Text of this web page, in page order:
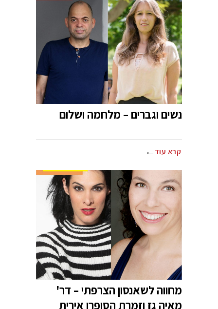
נשים וגברים – מלחמה ושלום
קרא עוד
מחווה לשאנסון הצרפתי – דר'
מאיה גז וזמרת הסופרן אירית